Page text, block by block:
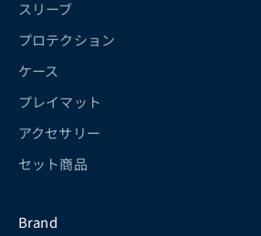
スリーブ
プロテクション
ケース
プレイマット
アクセサリー
セット商品
Brand